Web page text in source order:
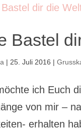
Bastel
| 25. Juli 2016 |
ich Euch
von mir –
erhalten